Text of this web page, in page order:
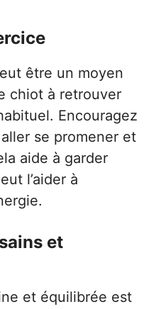
être un moyen
chiot à retrouver
Encouragez
se promener et
aide à garder
l’aider à
et
et équilibrée est